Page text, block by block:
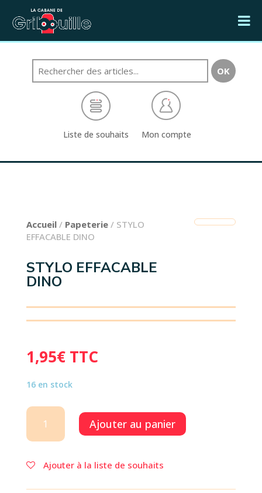
Liste de souhaits Mon compte
Accueil/ Papeterie/ STYLO
EFFACABLE DINO
STYLO EFFACABLE
DINO
1,95€ TTC
16 en stock
quantité
STYLO
DINO
Ajouter au panier
Ajouter à la liste de souhaits